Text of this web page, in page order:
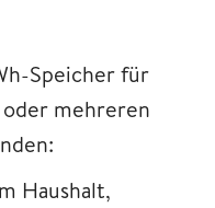
Speicher für
mehreren
Haushalt,